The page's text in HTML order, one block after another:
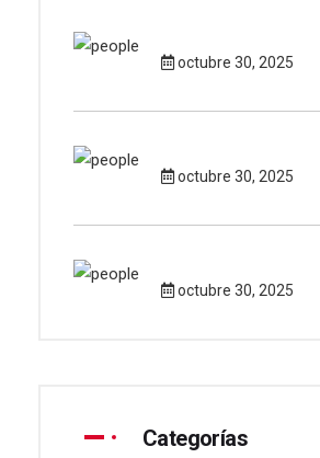
octubre 30, 2025
octubre 30, 2025
octubre 30, 2025
Categorías